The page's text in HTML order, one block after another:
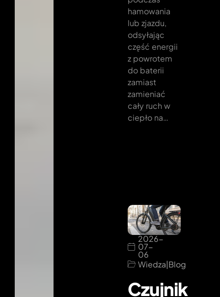
hamowania
lub zjazdu,
odsyłając
część energii
z powrotem
do baterii
zamiast
zamieniać
cały ruch w
ciepło na…
2026-
07-
06
Wiedza|Blog
Czujnik